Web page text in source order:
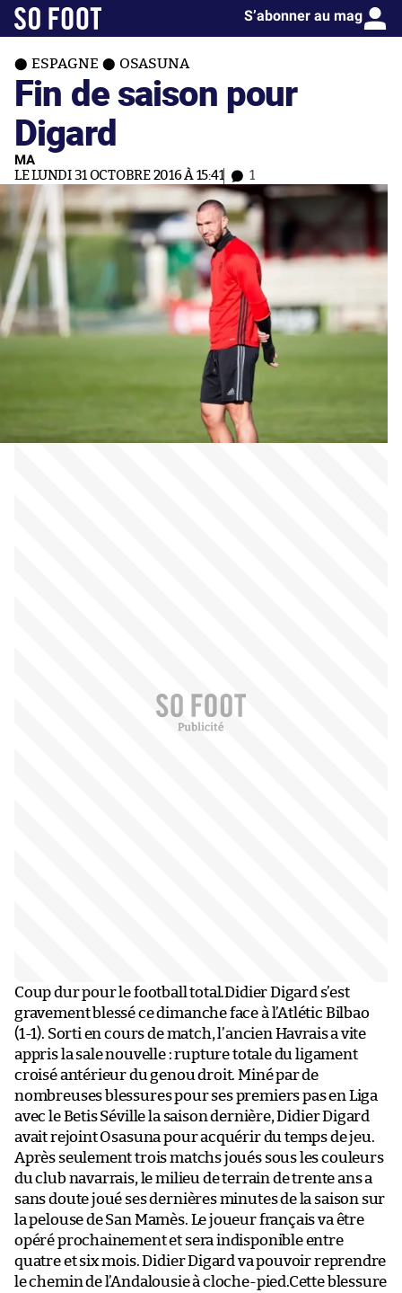
S’abonner au mag
ESPAGNE OSASUNA
Fin de saison pour
Digard
MA
LE LUNDI 31 OCTOBRE 2016 À 15:41 1
Coup dur pour le football total.Didier Digard s’est
gravement blessé ce dimanche face à l’Atlétic Bilbao
(1-1). Sorti en cours de match, l’ancien Havrais a vite
appris la sale nouvelle : rupture totale du ligament
croisé antérieur du genou droit. Miné par de
nombreuses blessures pour ses premiers pas en Liga
avec le Betis Séville la saison dernière, Didier Digard
avait rejoint Osasuna pour acquérir du temps de jeu.
Après seulement trois matchs joués sous les couleurs
du club navarrais, le milieu de terrain de trente ans a
sans doute joué ses dernières minutes de la saison sur
la pelouse de San Mamès. Le joueur français va être
opéré prochainement et sera indisponible entre
quatre et six mois. Didier Digard va pouvoir reprendre
le chemin de l’Andalousie à cloche-pied.Cette blessure